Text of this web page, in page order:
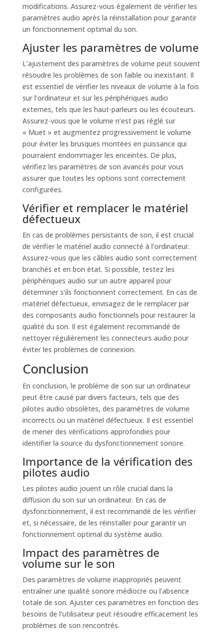
modifications. Assurez-vous également de vérifier les
paramètres audio après la réinstallation pour garantir
un fonctionnement optimal du son.
Ajuster les paramètres de volume
L’ajustement des paramètres de volume peut souvent
résoudre les problèmes de son faible ou inexistant. Il
est essentiel de vérifier les niveaux de volume à la fois
sur l’ordinateur et sur les périphériques audio
externes, tels que les haut-parleurs ou les écouteurs.
Assurez-vous que le volume n’est pas réglé sur
« Muet » et augmentez progressivement le volume
pour éviter les brusques montées en puissance qui
pourraient endommager les enceintes. De plus,
vérifiez les paramètres de son avancés pour vous
assurer que toutes les options sont correctement
configurées.
Vérifier et remplacer le matériel
défectueux
En cas de problèmes persistants de son, il est crucial
de vérifier le matériel audio connecté à l’ordinateur.
Assurez-vous que les câbles audio sont correctement
branchés et en bon état. Si possible, testez les
périphériques audio sur un autre appareil pour
déterminer s’ils fonctionnent correctement. En cas de
matériel défectueux, envisagez de le remplacer par
des composants audio fonctionnels pour restaurer la
qualité du son. Il est également recommandé de
nettoyer régulièrement les connecteurs audio pour
éviter les problèmes de connexion.
Conclusion
En conclusion, le problème de son sur un ordinateur
peut être causé par divers facteurs, tels que des
pilotes audio obsolètes, des paramètres de volume
incorrects ou un matériel défectueux. Il est essentiel
de mener des vérifications approfondies pour
identifier la source du dysfonctionnement sonore.
Importance de la vérification des
pilotes audio
Les pilotes audio jouent un rôle crucial dans la
diffusion du son sur un ordinateur. En cas de
dysfonctionnement, il est recommandé de les vérifier
et, si nécessaire, de les réinstaller pour garantir un
fonctionnement optimal du système audio.
Impact des paramètres de
volume sur le son
Des paramètres de volume inappropriés peuvent
entraîner une qualité sonore médiocre ou l’absence
totale de son. Ajuster ces paramètres en fonction des
besoins de l’utilisateur peut résoudre efficacement les
problèmes de son rencontrés.